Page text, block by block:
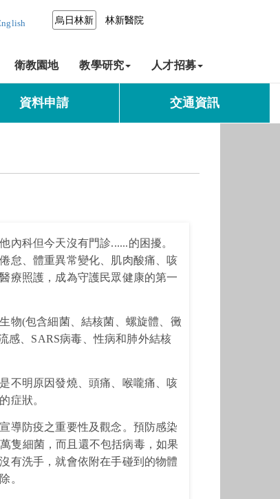
林新醫院
烏日林新
衛教園地 教學研究 人才招募
資料申請 交通資訊
內科但今天沒有門診......的困擾。
怠、體重異常變化、肌肉酸痛、咳
療照護，成為守護民眾健康的第一
物(包含細菌、結核菌、螺旋體、黴
感、SARS病毒、性病和肺外結核
不明原因發燒、頭痛、喉嚨痛、咳
症狀。
導防疫之重要性及觀念。 預防感染
隻細菌，而且還不包括病毒，如果
有洗手，就會依附在手碰到的物體
。